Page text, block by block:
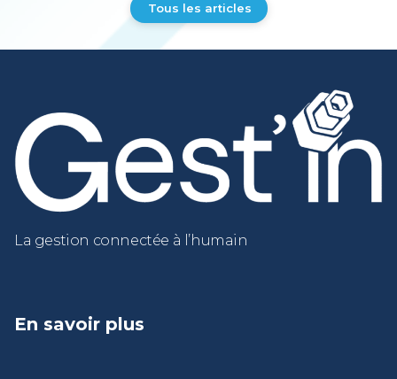
Tous les articles
La gestion connectée à l’humain
En savoir plus